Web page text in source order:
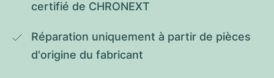
certifié de CHRONEXT
Réparation uniquement à partir de pièces
d'origine du fabricant